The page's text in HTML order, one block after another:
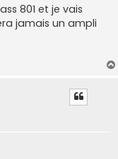
801 et je vais
jamais un ampli